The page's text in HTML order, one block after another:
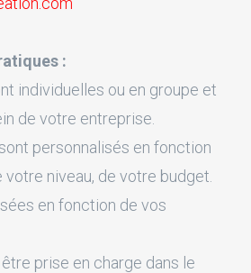
:
individuelles ou en groupe et
de votre entreprise.
personnalisés en fonction
niveau, de votre budget.
en fonction de vos
prise en charge dans le